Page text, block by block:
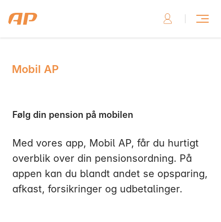
Mobil AP
Følg din pension på mobilen
Med vores app, Mobil AP, får du hurtigt
overblik over din pensionsordning. På
appen kan du blandt andet se opsparing,
afkast, forsikringer og udbetalinger.
Skriv til os, hvis du har brug for hjælp
Skriv til os her